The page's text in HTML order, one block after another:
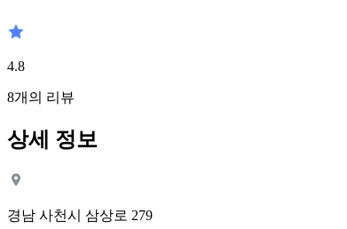
4.8
8개의 리뷰
상세 정보
경남 사천시 삼상로 279